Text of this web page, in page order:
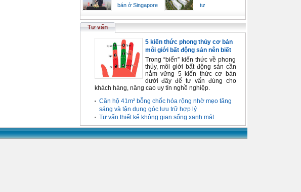
bán ở Singapore
tư
Tư vấn
5 kiến thức phong thủy cơ bản
môi giới bất động sản nên biết
Trong “biển” kiến thức về phong
thủy, môi giới bất động sản cần
nắm vững 5 kiến thức cơ bản
dưới đây để tư vấn đúng cho
khách hàng, nâng cao uy tín nghề nghiệp.
Căn hộ 41m² bỗng chốc hóa rộng nhờ mẹo tăng
sáng và tận dụng góc lưu trữ hợp lý
Tư vấn thiết kế không gian sống xanh mát